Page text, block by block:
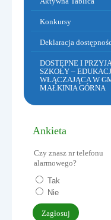
ERASMUS+ USING
Konkursy
Deklaracja
DOSTĘPNE I
SZKOŁY –
WŁĄCZAJĄCA W
MAŁKINIA GÓRNA
Ankieta
Czy znasz nr telefonu
alarmowego?
Tak
Nie